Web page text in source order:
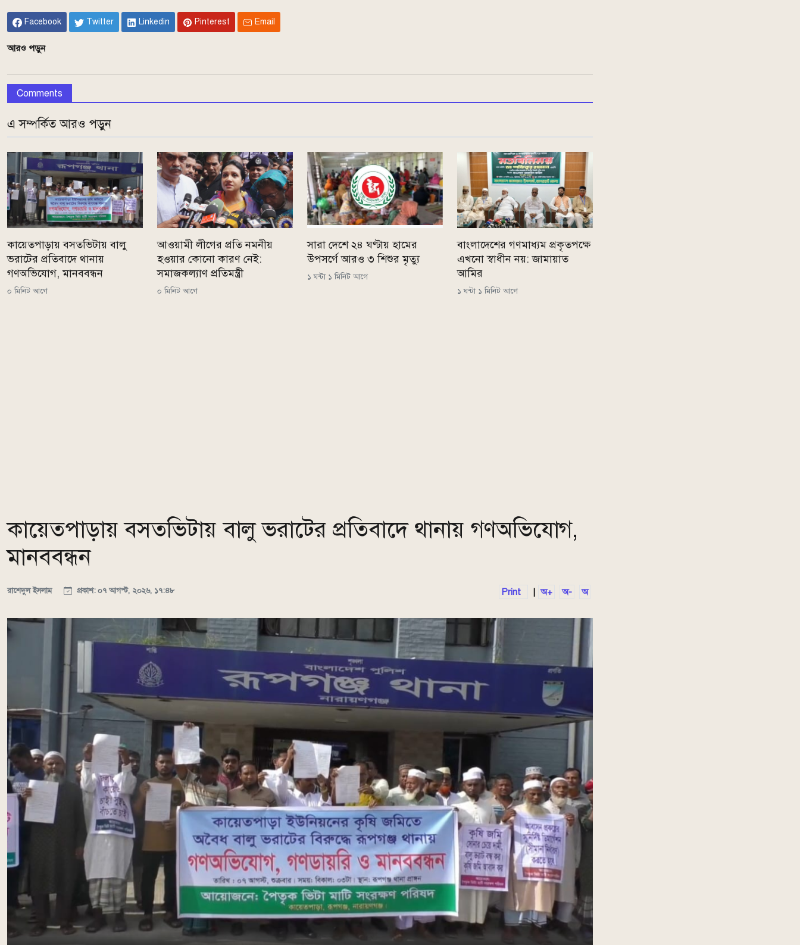
Facebook Twitter Linkedin Pinterest Email
আরও পড়ুন
Comments
এ সম্পর্কিত আরও পড়ুন
কায়েতপাড়ায় বসতভিটায় বালু
ভরাটের প্রতিবাদে থানায়
গণঅভিযোগ, মানববন্ধন
০ মিনিট আগে
আওয়ামী লীগের প্রতি নমনীয়
হওয়ার কোনো কারণ নেই:
সমাজকল্যাণ প্রতিমন্ত্রী
০ মিনিট আগে
সারা দেশে ২৪ ঘণ্টায় হামের
উপসর্গে আরও ৩ শিশুর মৃত্যু
১ ঘন্টা ১ মিনিট আগে
বাংলাদেশের গণমাধ্যম প্রকৃতপক্ষে
এখনো স্বাধীন নয়: জামায়াত
আমির
১ ঘন্টা ১ মিনিট আগে
কায়েতপাড়ায় বসতভিটায় বালু ভরাটের প্রতিবাদে থানায় গণঅভিযোগ,
মানববন্ধন
রাশেদুল ইসলাম প্রকাশ: ০৭ আগস্ট, ২০২৬, ১৭:৪৮ Print | অ+ অ- অ